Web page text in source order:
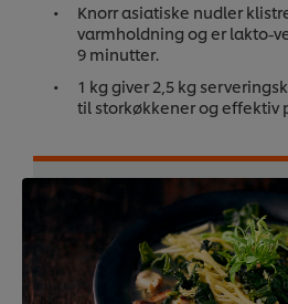
Knorr asiatiske nudler
varmholdning og er lakto-
9 minutter.
1 kg giver 2,5 kg
til storkøkkener og effektiv